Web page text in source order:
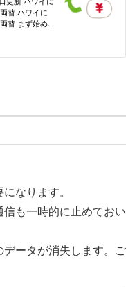
なります。
信も一時的に止めておい
ータが消失します。ご